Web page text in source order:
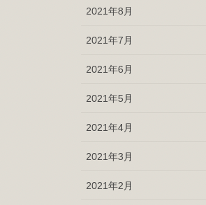
2021年8月
2021年7月
2021年6月
2021年5月
2021年4月
2021年3月
2021年2月